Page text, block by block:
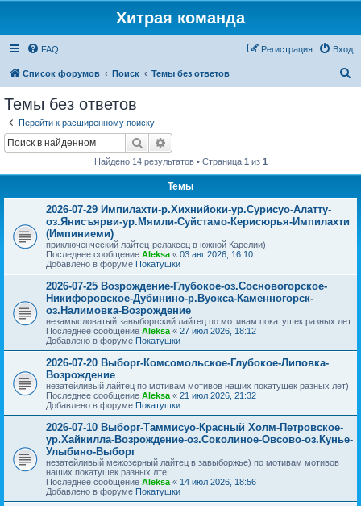
Хитрая команда
FAQ Вход
Регистрация
Список форумов Поиск Темы без ответов
Темы без ответов
Перейти к расширенному поиску
Поиск
Найдено 14 результатов • Страница 1 из 1
Темы
2026-07-29 Импилахти-р.Хихнийоки-ур.Сурисуо-Алатту-
оз.Янисъярви-ур.Мямли-Суйстамо-Керисюрья-Импилахти
(Импиниеми)
приключенческий лайтец-релаксец в южной Карелии)
Последнее сообщение Aleksa « 03 авг 2026, 16:10
Добавлено в форуме Покатушки
2026-07-25 Возрождение-Глубокое-оз.Сосновогорское-
Никифоровское-Дубинино-р.Вуокса-Каменногорск-
оз.Налимовка-Возрождение
незамысловатый завыборгский лайтец по мотивам покатушек разных лет
Последнее сообщение Aleksa « 27 июл 2026, 18:12
Добавлено в форуме Покатушки
2026-07-20 Выборг-Комсомольское-Глубокое-Липовка-
Возрождение
незатейливый лайтец по мотивам мотивов наших покатушек разных лет)
Последнее сообщение Aleksa « 21 июл 2026, 21:32
Добавлено в форуме Покатушки
2026-07-10 Выборг-Таммисуо-Красный Холм-Петровское-
ур.Хайкилла-Возрождение-оз.Соколиное-Овсово-оз.Кунье-
Улыбино-Выборг
незатейливый межозерный лайтец в завыборжье) по мотивам мотивов
наших покатушек разных лте
Последнее сообщение Aleksa « 14 июл 2026, 18:56
Добавлено в форуме Покатушки